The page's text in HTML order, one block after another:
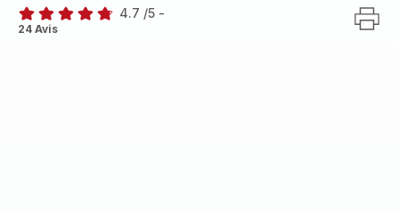
ratings.4.7
4.7 /5 -
24 Avis